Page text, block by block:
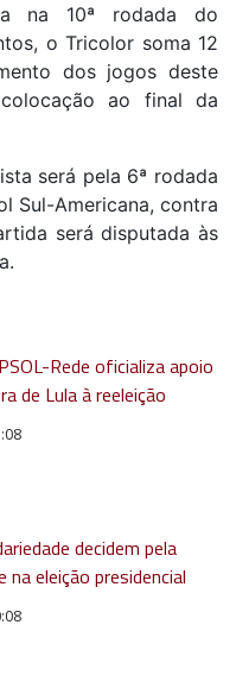
na 10ª rodada do
o Tricolor soma 12
dos jogos deste
ao final da
será pela 6ª rodada
Sul-Americana, contra
será disputada às
Rede oficializa apoio
de Lula à reeleição
decidem pela
na eleição presidencial